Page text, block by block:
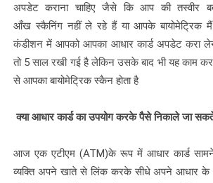
अपडेट कराना चाहिए जैसे कि आप की तस्वीर
आँख स्कैनिंग नहीं ले रहे हैं या आपके बायोमेट्रिक मैं
कंडीशन में आपको आपका आधार कार्ड अपडेट करा
तो 5 साल रखी गई है लेकिन उसके बाद भी यह काम
से आपका बायोमेट्रिक स्कैन होता है
क्या आधार कार्ड का उपयोग करके पैसे निकाले जा
आज एक एटीएम (ATM)के रूप में आधार कार्ड
व्यक्ति अपने खाते से लिंक करके सीधे अपने आधार के